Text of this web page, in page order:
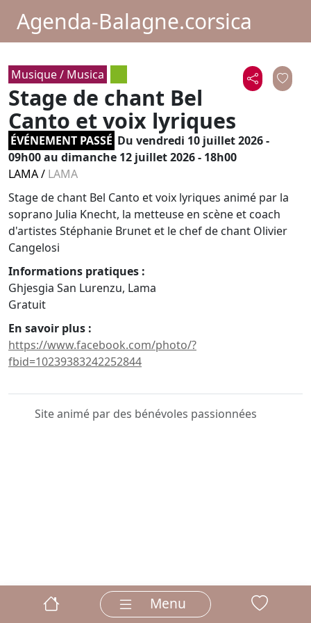
Agenda-Balagne.corsica
Musique / Musica
Stage de chant Bel
Canto et voix lyriques
ÉVÉNEMENT PASSÉ Du vendredi 10 juillet 2026 -
09h00au dimanche 12 juillet 2026 - 18h00
LAMA/ LAMA
Stage de chant Bel Canto et voix lyriques animé par la
soprano Julia Knecht, la metteuse en scène et coach
d'artistes Stéphanie Brunet et le chef de chant Olivier
Cangelosi
Informations pratiques :
Ghjesgia San Lurenzu, Lama
Gratuit
En savoir plus :
https://www.facebook.com/photo/?
fbid=10239383242252844
Site animé par des bénévoles passionnées
Menu